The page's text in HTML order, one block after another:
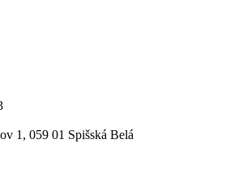
1, 059 01 Spišská Belá